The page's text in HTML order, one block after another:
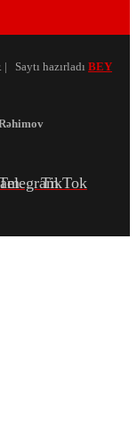
Saytı hazırladı BEY
TikTok